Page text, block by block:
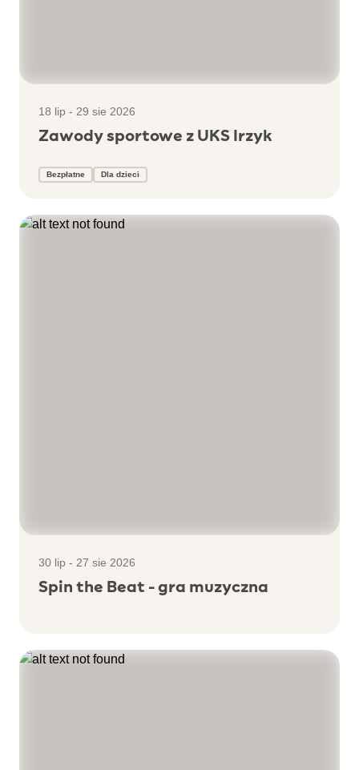
18 lip - 29 sie 2026
Zawody sportowe z UKS Irzyk
Bezpłatne Dla dzieci
30 lip - 27 sie 2026
Spin the Beat - gra muzyczna